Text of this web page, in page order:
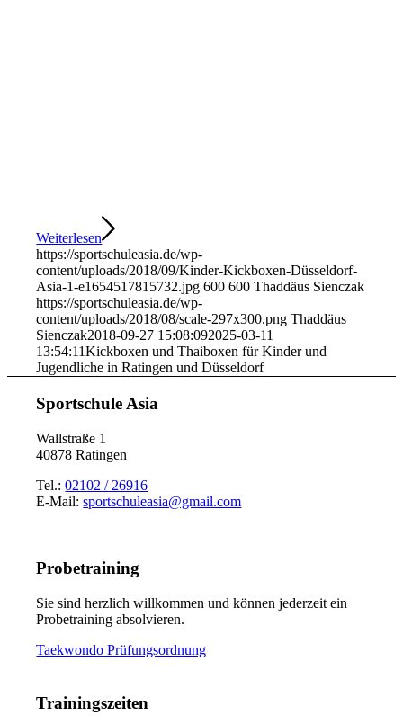
Weiterlesen
https://sportschuleasia.de/wp-
content/uploads/2018/09/Kinder-Kickboxen-Düsseldorf-
Asia-1-e1654517815732.jpg 600 600 Thaddäus Sienczak
https://sportschuleasia.de/wp-
content/uploads/2018/08/scale-297x300.png Thaddäus
Sienczak2018-09-27 15:08:092025-03-11
13:54:11Kickboxen und Thaiboxen für Kinder und
Jugendliche in Ratingen und Düsseldorf
Sportschule Asia
Wallstraße 1
40878 Ratingen
Tel.:02102 / 26916
E-Mail:sportschuleasia@gmail.com
Probetraining
Sie sind herzlich willkommen und können jederzeit ein
Probetraining absolvieren.
Taekwondo Prüfungsordnung
Trainingszeiten